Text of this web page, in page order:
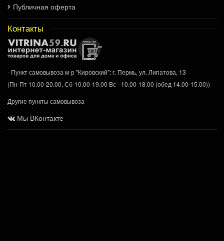
Публичная оферта
Контакты
- Пункт самовывоза м-р "Кировский": г. Пермь, ул. Липатова, 13
(Пн-Пт 10.00-20.00, Сб-10.00-19.00 Вс - 10.00-18.00 (обед 14.00-15.00))
Другие пункты самовывоза
Мы ВКонтакте